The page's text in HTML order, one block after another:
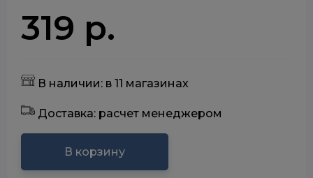
319 р.
В наличии: в 11 магазинах
Доставка: расчет менеджером
В корзину